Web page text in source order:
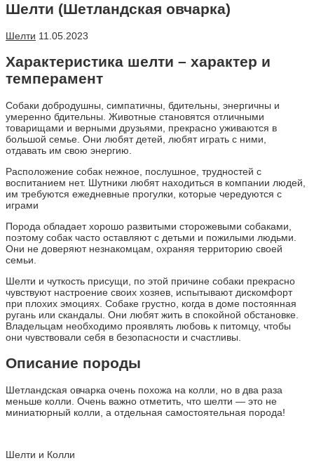
Шелти (Шетландская овчарка)
Шелти 11.05.2023
Характеристика шелти – характер и
темперамент
Собаки добродушны, симпатичны, бдительны, энергичны и
умеренно бдительны. Животные становятся отличными
товарищами и верными друзьями, прекрасно уживаются в
большой семье. Они любят детей, любят играть с ними,
отдавать им свою энергию.
Расположение собак нежное, послушное, трудностей с
воспитанием нет. Шутники любят находиться в компании людей,
им требуются ежедневные прогулки, которые чередуются с
играми
Порода обладает хорошо развитыми сторожевыми собаками,
поэтому собак часто оставляют с детьми и пожилыми людьми.
Они не доверяют незнакомцам, охраняя территорию своей
семьи.
Шелти и чуткость присущи, по этой причине собаки прекрасно
чувствуют настроение своих хозяев, испытывают дискомфорт
при плохих эмоциях. Собаке грустно, когда в доме постоянная
ругань или скандалы. Они любят жить в спокойной обстановке.
Владельцам необходимо проявлять любовь к питомцу, чтобы
они чувствовали себя в безопасности и счастливы.
Описание породы
Шетландская овчарка очень похожа на колли, но в два раза
меньше колли. Очень важно отметить, что шелти — это не
миниатюрный колли, а отдельная самостоятельная порода!
Шелти и Колли